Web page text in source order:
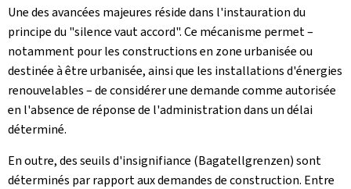
Une des avancées majeures réside dans l'instauration du
principe du "silence vaut accord". Ce mécanisme permet –
notamment pour les constructions en zone urbanisée ou
destinée à être urbanisée, ainsi que les installations d'énergies
renouvelables – de considérer une demande comme autorisée
en l'absence de réponse de l'administration dans un délai
déterminé.
En outre, des seuils d'insignifiance (Bagatellgrenzen) sont
déterminés par rapport aux demandes de construction. Entre